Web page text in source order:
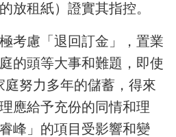
放租紙）證實其指控。
考慮「退回訂金」，置業
的頭等大事和難題，即使
努力多年的儲蓄，得來
應給予充份的同情和理
峰」的項目受影響和變